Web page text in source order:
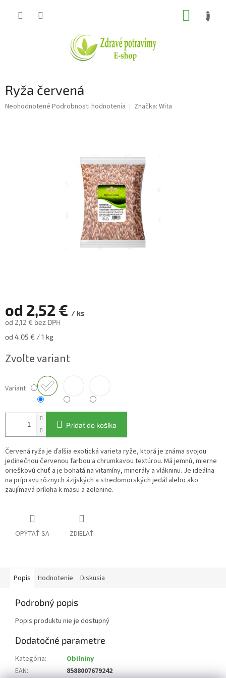
Ryža červená
Priemerné
Neohodnotené Podrobnosti hodnotenia Značka: Wita
od 2,52 € / ks
od 2,12 € bez DPH
Jednotková
od 4,05 € / 1 kg
Zvoľte variant
Variant
Pridať do košíka
Červená ryža je ďalšia exotická varieta ryže, ktorá je známa svojou
jedinečnou červenou farbou a chrumkavou textúrou. Má jemnú, mierne
orieškovú chuť a je bohatá na vitamíny, minerály a vlákninu. Je ideálna
na prípravu rôznych ázijských a stredomorských jedál alebo ako
zaujímavá príloha k mäsu a zelenine.
OPÝTAŤ SA ZDIEĽAŤ
Popis Hodnotenie Diskusia
Podrobný popis
Popis produktu nie je dostupný
Dodatočné parametre
Kategória:
Obilniny
EAN: 8588007679242